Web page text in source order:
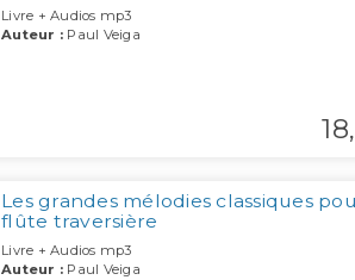
Livre + Audios mp3
Auteur : Paul Veiga
18,
Les grandes mélodies classiques
flûte traversière
Livre + Audios mp3
Auteur : Paul Veiga